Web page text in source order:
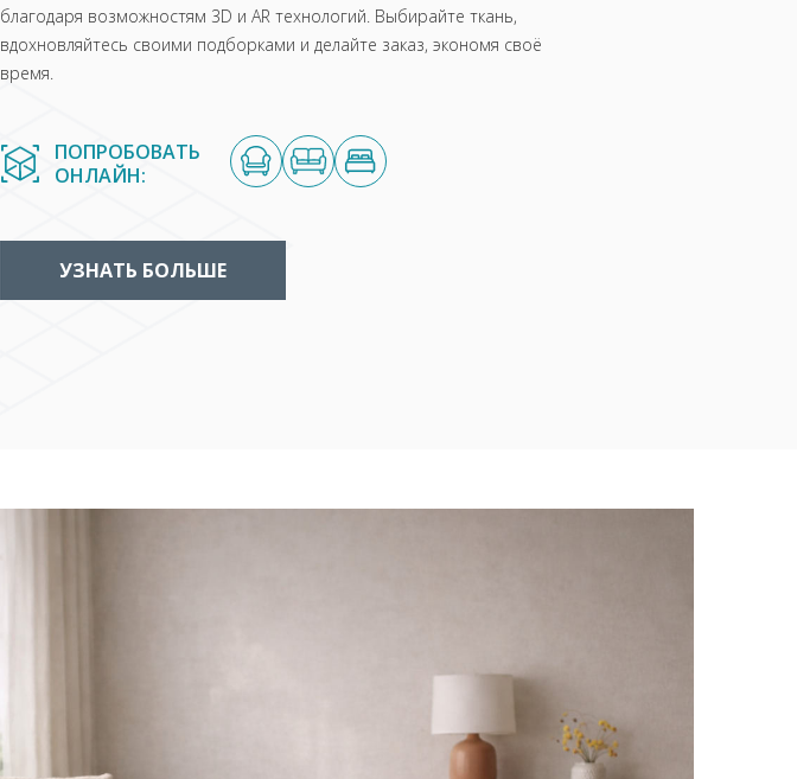
благодаря возможностям 3D и AR технологий. Выбирайте ткань,
вдохновляйтесь своими подборками и делайте заказ, экономя своё
время.
ПОПРОБОВАТЬ
ОНЛАЙН:
УЗНАТЬ БОЛЬШЕ